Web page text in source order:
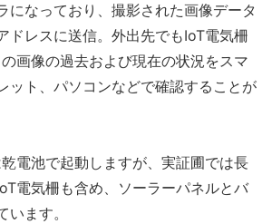
になっており、撮影された画像データ
ドレスに送信。外出先でもIoT電気柵
画像の過去および現在の状況をスマ
ット、パソコンなどで確認することが
電池で起動しますが、実証圃では長
電気柵も含め、ソーラーパネルとバ
います。